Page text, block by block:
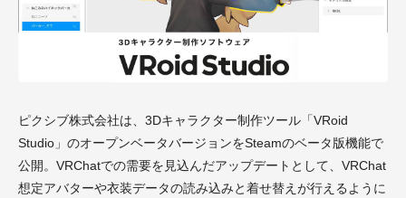
ピクシブ株式会社は、3Dキャラクター制作ツール「VRoid
Studio」のオープンベータバージョンをSteamのベータ版機能で
公開。VRChatでの需要を見込んだアップデートとして、VRChat
想定アバターや衣装データの読み込みと着せ替えが行えるように